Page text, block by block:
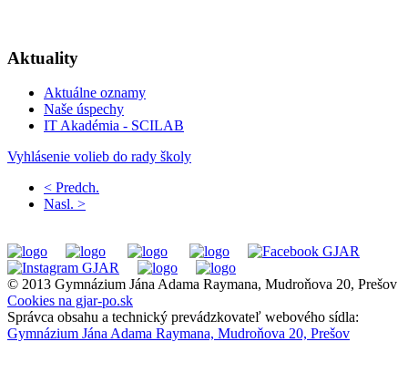
Aktuality
Aktuálne oznamy
Naše úspechy
IT Akadémia - SCILAB
Vyhlásenie volieb do rady školy
< Predch.
Nasl. >
© 2013 Gymnázium Jána Adama Raymana, Mudroňova 20, Prešov
Cookies na gjar-po.sk
Správca obsahu a technický prevádzkovateľ webového sídla:
Gymnázium Jána Adama Raymana, Mudroňova 20, Prešov